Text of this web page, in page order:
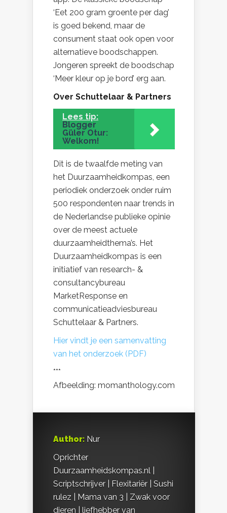
‘Eet 200 gram groente per dag’
is goed bekend, maar de
consument staat ook open voor
alternatieve boodschappen.
Jongeren spreekt de boodschap
‘Meer kleur op je bord’ erg aan.
Over Schuttelaar & Partners
Lees tip:
Blogger
Güler Otur:
Welkom!
Dit is de twaalfde meting van
het Duurzaamheidkompas, een
periodiek onderzoek onder ruim
500 respondenten naar trends in
de Nederlandse publieke opinie
over de meest actuele
duurzaamheidthema’s. Het
Duurzaamheidkompas is een
initiatief van research- &
consultancybureau
MarketResponse en
communicatieadviesbureau
Schuttelaar & Partners.
Hier vindt je een samenvatting
van het onderzoek (PDF)
***
Afbeelding: momanthology.com
Author: Nur
Oprichter
Duurzaamheidskompas.nl |
Scriptschrijver | Flexitariër | Sushi
rulez | Mama van 3 | Zwak voor
dieren | liefhebber van